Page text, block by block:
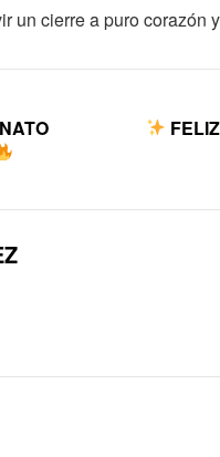
un cierre a puro corazón